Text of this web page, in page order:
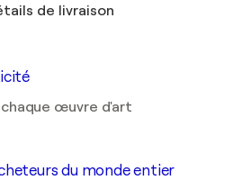
de livraison
œuvre d'art
du monde entier